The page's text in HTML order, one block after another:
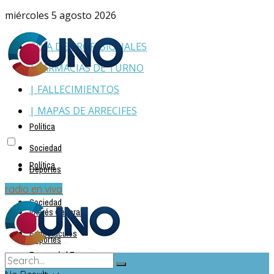
miércoles 5 agosto 2026
GUÍA DE PROFESIONALES
| FARMACIAS DE TURNO
| FALLECIMIENTOS
| MAPAS DE ARRECIFES
Política
Sociedad
Deportes
Policiales
Interés General
Espectáculos
Economía | Empresas
Política
Sociedad
Deportes
radio en vivo